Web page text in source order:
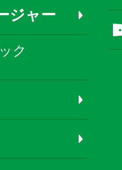
ジャー
ク